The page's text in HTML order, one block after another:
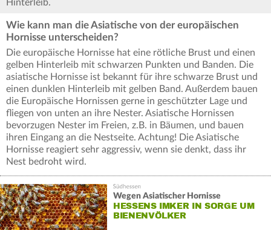
Hinterleib.
Wie kann man die Asiatische von der europäischen
Hornisse unterscheiden?
Die europäische Hornisse hat eine rötliche Brust und einen
gelben Hinterleib mit schwarzen Punkten und Banden. Die
asiatische Hornisse ist bekannt für ihre schwarze Brust und
einen dunklen Hinterleib mit gelben Band. Außerdem bauen
die Europäische Hornissen gerne in geschützter Lage und
fliegen von unten an ihre Nester. Asiatische Hornissen
bevorzugen Nester im Freien, z.B. in Bäumen, und bauen
ihren Eingang an die Nestseite. Achtung! Die Asiatische
Hornisse reagiert sehr aggressiv, wenn sie denkt, dass ihr
Nest bedroht wird.
Wegen Asiatischer Hornisse
HESSENS IMKER IN SORGE UM
BIENENVÖLKER